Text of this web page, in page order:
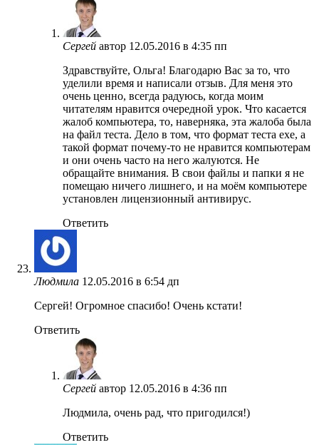
Сергей автор 12.05.2016 в 4:35 пп
Здравствуйте, Ольга! Благодарю Вас за то, что
уделили время и написали отзыв. Для меня это
очень ценно, всегда радуюсь, когда моим
читателям нравится очередной урок. Что касается
жалоб компьютера, то, наверняка, эта жалоба была
на файл теста. Дело в том, что формат теста exe, а
такой формат почему-то не нравится компьютерам
и они очень часто на него жалуются. Не
обращайте внимания. В свои файлы и папки я не
помещаю ничего лишнего, и на моём компьютере
установлен лицензионный антивирус.
Ответить
Людмила 12.05.2016 в 6:54 дп
Сергей! Огромное спасибо! Очень кстати!
Ответить
Сергей автор 12.05.2016 в 4:36 пп
Людмила, очень рад, что пригодился!)
Ответить